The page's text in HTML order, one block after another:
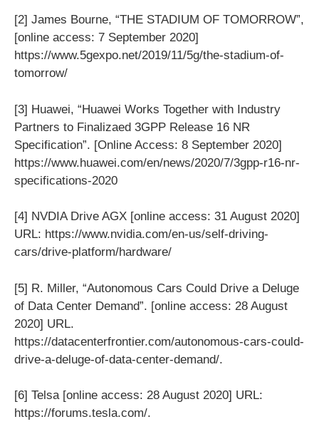
[2] James Bourne, “THE STADIUM OF TOMORROW”,
[online access: 7 September 2020]
https://www.5gexpo.net/2019/11/5g/the-stadium-of-
tomorrow/
[3] Huawei, “Huawei Works Together with Industry
Partners to Finalizaed 3GPP Release 16 NR
Specification”. [Online Access: 8 September 2020]
https://www.huawei.com/en/news/2020/7/3gpp-r16-nr-
specifications-2020
[4] NVDIA Drive AGX [online access: 31 August 2020]
URL: https://www.nvidia.com/en-us/self-driving-
cars/drive-platform/hardware/
[5] R. Miller, “Autonomous Cars Could Drive a Deluge
of Data Center Demand”. [online access: 28 August
2020] URL.
https://datacenterfrontier.com/autonomous-cars-could-
drive-a-deluge-of-data-center-demand/.
[6] Telsa [online access: 28 August 2020] URL:
https://forums.tesla.com/.